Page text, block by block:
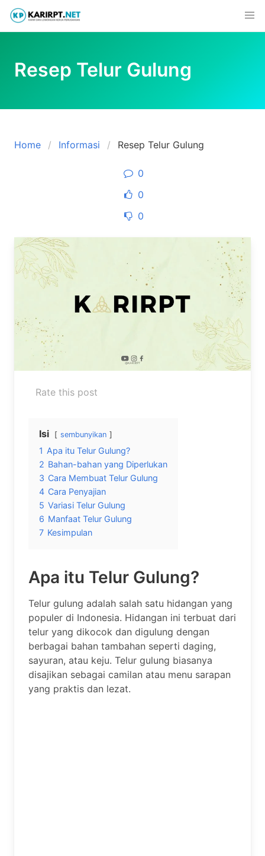
Skip
content
Resep Telur Gulung
Home Informasi Resep Telur Gulung
0
0
0
Rate this post
Isi sembunyikan
1 Apa itu Telur Gulung?
2 Bahan-bahan yang Diperlukan
3 Cara Membuat Telur Gulung
4 Cara Penyajian
5 Variasi Telur Gulung
6 Manfaat Telur Gulung
7 Kesimpulan
Apa itu Telur Gulung?
Telur gulung adalah salah satu hidangan yang
populer di Indonesia. Hidangan ini terbuat dari
telur yang dikocok dan digulung dengan
berbagai bahan tambahan seperti daging,
sayuran, atau keju. Telur gulung biasanya
disajikan sebagai camilan atau menu sarapan
yang praktis dan lezat.